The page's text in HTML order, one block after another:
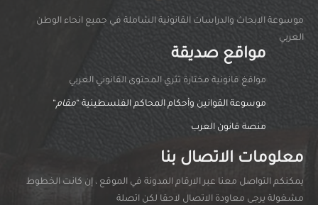
موسوعة الابحاث والدراسات القانونية الشاملة في جميع انحاء الوطن
العربي
مواقع صديقة
مواقغ قانونية مختارة تثري المحتوى القانوني العربي
موسوعة القوانين وأحكام المحاكم الفلسطينية “مقام“
منصة قانون العرب
معلومات الاتصال بنا
يمكنكم التواصل معنا عبر الارقام المدونة في الموقع ، إن كانت الخطوط
مشغولة يرجى معاودة الاتصال لاحقا لكن اتصلة